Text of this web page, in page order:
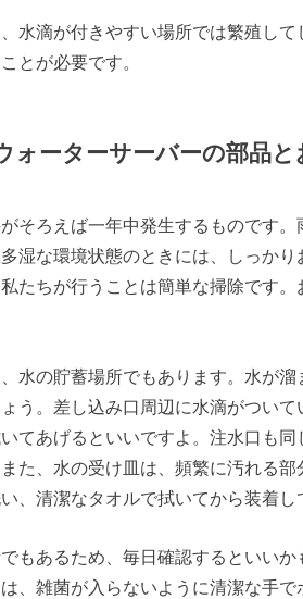
水滴が付きやすい場所では繁殖し
とが必要です。
ォーターサーバーの部品と
そろえば一年中発生するものです
湿な環境状態のときには、しっかり
たちが行うことは簡単な掃除です
水の貯蓄場所でもあります。水が
う。差し込み口周辺に水滴がつい
てあげるといいですよ。注水口も
た、水の受け皿は、頻繁に汚れる
、清潔なタオルで拭いてから装着し
もあるため、毎日確認するといい
、雑菌が入らないように清潔な手で